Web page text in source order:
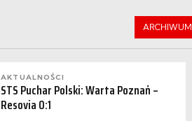
ARCHIWUM
AKTUALNOŚCI
STS Puchar Polski: Warta Poznań –
Resovia 0:1